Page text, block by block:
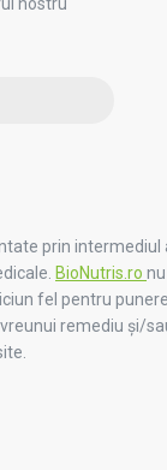
nostru
prin intermediul
BioNutris.ro
fel pentru
remediu și/